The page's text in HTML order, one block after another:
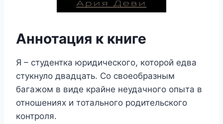
Аннотация к книге
Я – студентка юридического, которой едва
стукнуло двадцать. Со своеобразным
багажом в виде крайне неудачного опыта в
отношениях и тотального родительского
контроля.